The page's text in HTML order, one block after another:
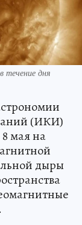
течение дня
(ИКИ)
мая на
дыры